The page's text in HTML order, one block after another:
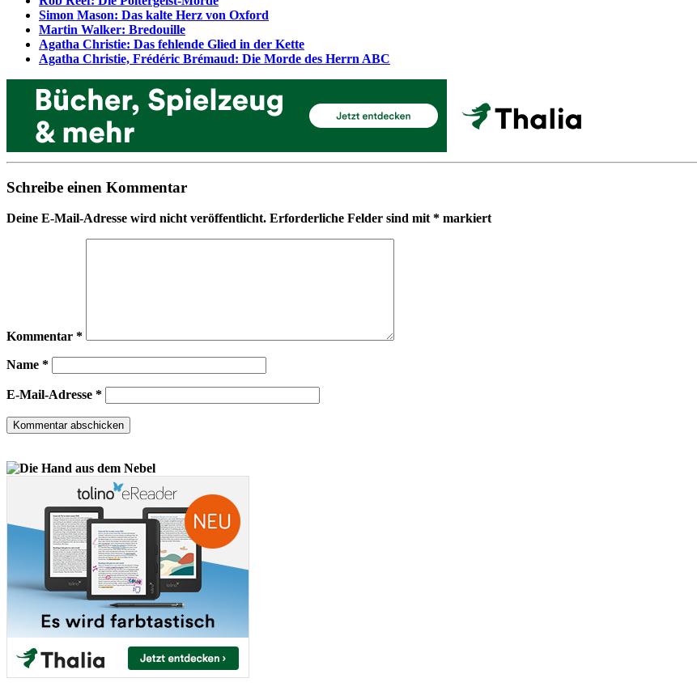
Simon Mason: Das kalte Herz von Oxford
Martin Walker: Bredouille
Agatha Christie: Das fehlende Glied in der Kette
Agatha Christie, Frédéric Brémaud: Die Morde des Herrn ABC
Schreibe einen Kommentar
Deine E-Mail-Adresse wird nicht veröffentlicht. Erforderliche Felder sind mit* markiert
Kommentar *
Name *
E-Mail-Adresse *